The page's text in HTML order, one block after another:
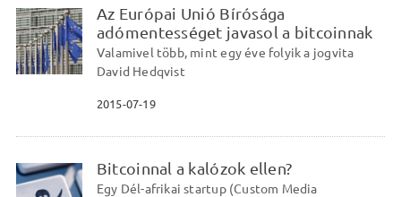
Az Európai Unió Bírósága
adómentességet javasol a bitcoinnak
Valamivel több, mint egy éve folyik a jogvita
David Hedqvist
2015-07-19
Bitcoinnal a kalózok ellen?
Egy Dél-afrikai startup (Custom Media